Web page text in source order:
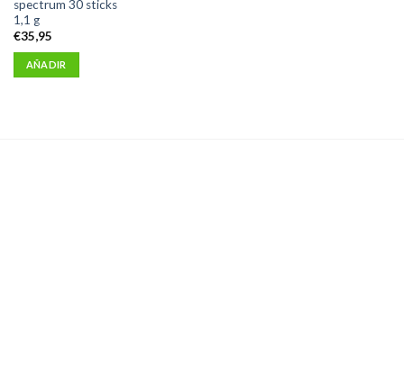
spectrum 30 sticks
1,1 g
€35,95
AÑADIR